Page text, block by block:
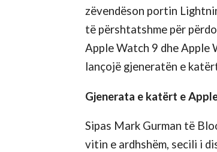
zëvendëson portin
të përshtatshme për
Apple Watch 9 dhe
lançojë gjeneratën e
Gjenerata e katërt e
Sipas Mark Gurman të
vitin e ardhshëm, secili i